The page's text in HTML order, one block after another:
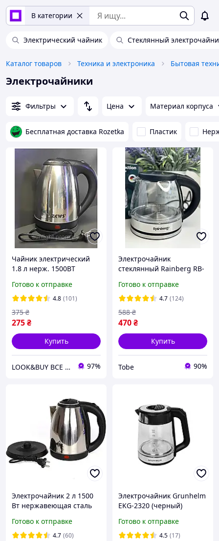
В категории
Электрический чайник Стеклянный
Каталог товаров Техника и электроника Бытовая
Электрочайники
Фильтры Цена Материал корпуса
Бесплатная доставка Rozetka Пластик
Чайник электрический
1.8 л нерж. 1500ВТ
Готово к отправке
4.8 (101)
275₴
375 ₴
Купить
LOOK&BUY ВСЕ ДЛЯ ДОМУ 97%
Электрочайник
стеклянный Rainberg RB-
Готово к отправке
4.7 (124)
470₴
588 ₴
Купить
Tobe 90%
Электрочайник 2 л 1500
Вт нержавеющая сталь
SMURFETT SC-20A
серебристый
Готово к отправке
4.7 (60)
Электрочайник Grunhelm
EKG-2320 (черный)
Готово к отправке
4.5 (17)